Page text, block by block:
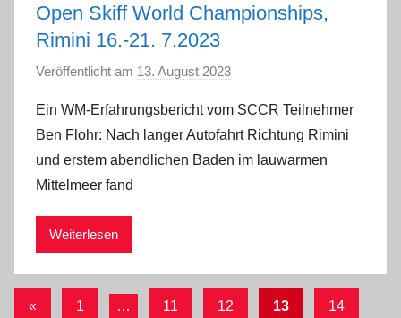
Open Skiff World Championships,
Rimini 16.-21. 7.2023
Veröffentlicht am 13. August 2023
n
a
d
Ein WM-Erfahrungsbericht vom SCCR Teilnehmer
Ben Flohr: Nach langer Autofahrt Richtung Rimini
und erstem abendlichen Baden im lauwarmen
Mittelmeer fand
Weiterlesen
Seitennummerierung
« Vorherige
1 … 11 12 13 14